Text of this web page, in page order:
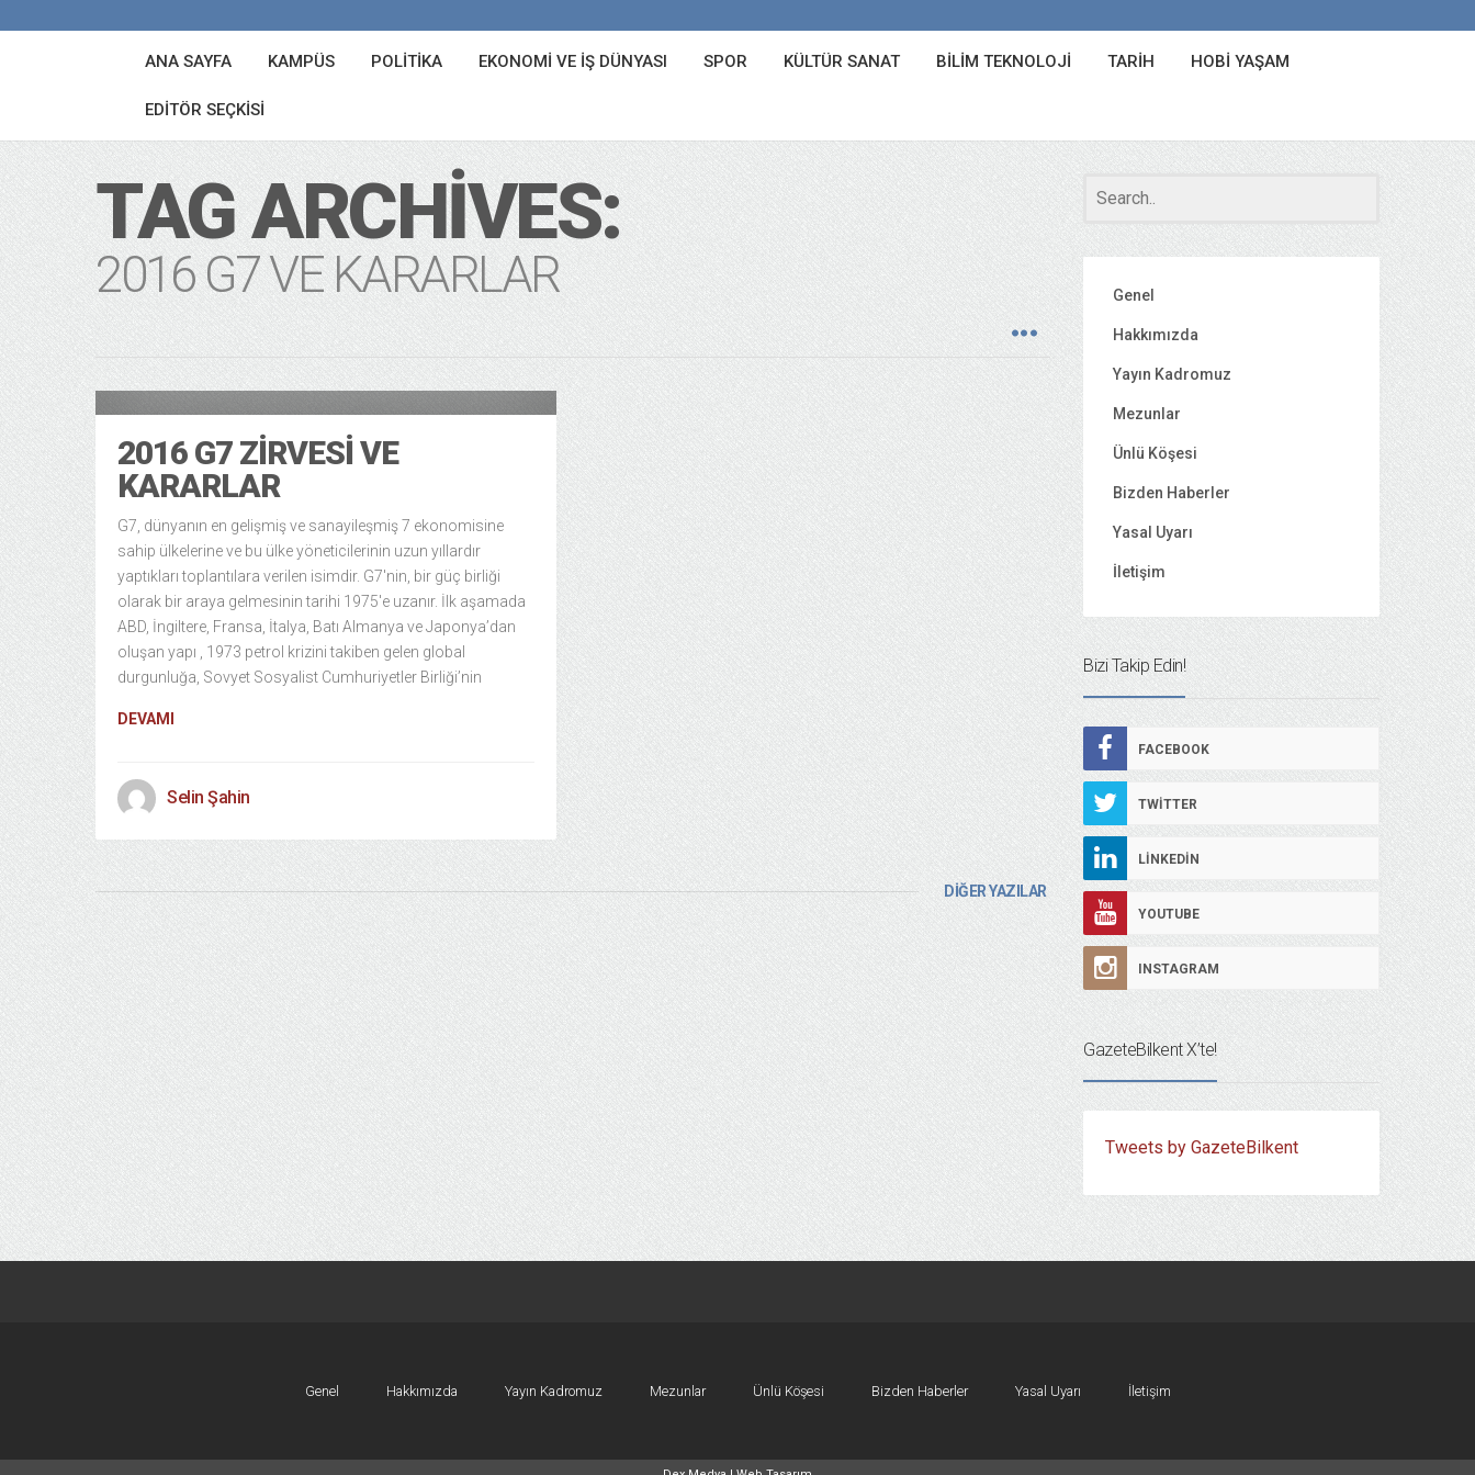
ANA SAYFA KAMPÜS POLITIKA EKONOMI VE İŞ DÜNYASI SPOR KÜLTÜR SANAT BILIM TEKNOLOJI TARIH HOBI YAŞAM
EDITÖR SEÇKISI
TAG ARCHIVES:
2016 G7 VE KARARLAR
2016 G7 ZIRVESI VE
KARARLAR
G7, dünyanın en gelişmiş ve sanayileşmiş 7 ekonomisine
sahip ülkelerine ve bu ülke yöneticilerinin uzun yıllardır
yaptıkları toplantılara verilen isimdir. G7′nin, bir güç birliği
olarak bir araya gelmesinin tarihi 1975′e uzanır. İlk aşamada
ABD, İngiltere, Fransa, İtalya, Batı Almanya ve Japonya’dan
oluşan yapı , 1973 petrol krizini takiben gelen global
durgunluğa, Sovyet Sosyalist Cumhuriyetler Birliği’nin
DEVAMI
Selin Şahin
DİĞER YAZILAR
Genel
Hakkımızda
Yayın Kadromuz
Mezunlar
Ünlü Köşesi
Bizden Haberler
Yasal Uyarı
İletişim
Bizi Takip Edin!
FACEBOOK
TWITTER
LINKEDIN
YOUTUBE
INSTAGRAM
GazeteBilkent X’te!
Tweets by GazeteBilkent
Genel Hakkımızda Yayın Kadromuz Mezunlar Ünlü Köşesi Bizden Haberler Yasal Uyarı İletişim